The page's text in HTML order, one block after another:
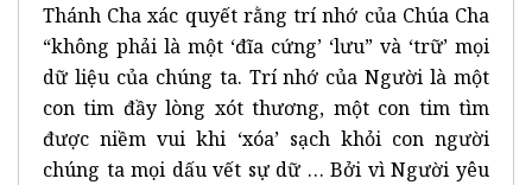
Thánh Cha xác quyết rằng trí nhớ của Chúa Cha
“không phải là một ‘đĩa cứng’ ‘lưu” và ‘trữ’ mọi
dữ liệu của chúng ta. Trí nhớ của Người là một
con tim đầy lòng xót thương, một con tim tìm
được niềm vui khi ‘xóa’ sạch khỏi con người
chúng ta mọi dấu vết sự dữ … Bởi vì Người yêu